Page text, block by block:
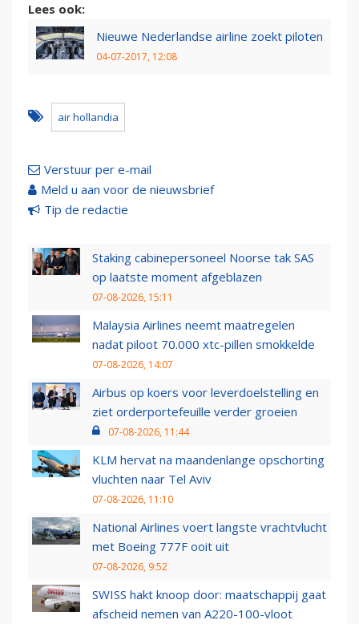
Lees ook:
Nieuwe Nederlandse airline zoekt piloten
04-07-2017, 12:08
air hollandia
Verstuur per e-mail
Meld u aan voor de nieuwsbrief
Tip de redactie
Staking cabinepersoneel Noorse tak SAS
op laatste moment afgeblazen
07-08-2026, 15:11
Malaysia Airlines neemt maatregelen
nadat piloot 70.000 xtc-pillen smokkelde
07-08-2026, 14:07
Airbus op koers voor leverdoelstelling en
ziet orderportefeuille verder groeien
07-08-2026, 11:44
KLM hervat na maandenlange opschorting
vluchten naar Tel Aviv
07-08-2026, 11:10
National Airlines voert langste vrachtvlucht
met Boeing 777F ooit uit
07-08-2026, 9:52
SWISS hakt knoop door: maatschappij gaat
afscheid nemen van A220-100-vloot